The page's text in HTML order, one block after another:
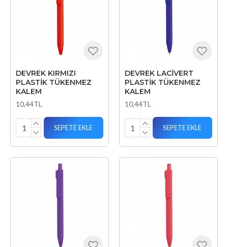
DEVREK KIRMIZI
PLASTİK TÜKENMEZ
KALEM
10,44TL
SEPETE EKLE
DEVREK LACİVERT
PLASTİK TÜKENMEZ
KALEM
10,44TL
SEPETE EKLE